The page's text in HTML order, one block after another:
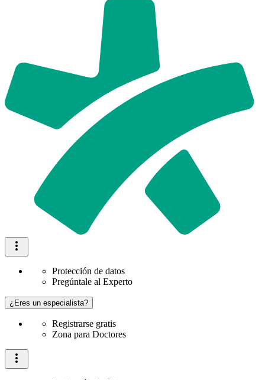
Protección de datos
Pregúntale al Experto
¿Eres un especialista?
Registrarse gratis
Zona para Doctores